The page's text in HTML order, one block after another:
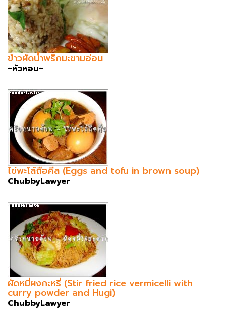
ข้าวผัดน้ำพริกมะขามอ่อน
~หัวหอม~
ไข่พะโล้ถือศีล (Eggs and tofu in brown soup)
ChubbyLawyer
ผัดหมี่ผงกะหรี่ (Stir fried rice vermicelli with
curry powder and Hugi)
ChubbyLawyer